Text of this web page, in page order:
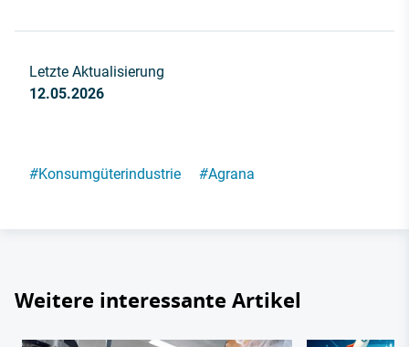
Letzte Aktualisierung
12.05.2026
#Konsumgüterindustrie #Agrana
Weitere interessante Artikel